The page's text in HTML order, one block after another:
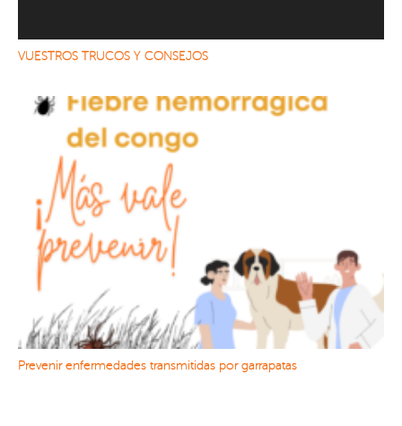
VUESTROS TRUCOS Y CONSEJOS
Prevenir enfermedades transmitidas por garrapatas